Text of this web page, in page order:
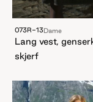
073R-13Dame
Lang vest,
skjerf